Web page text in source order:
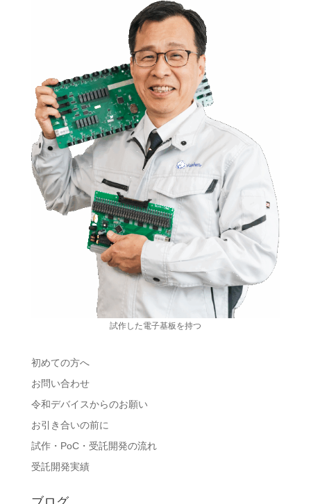
試作した電子基板を持つ
初めての方へ
お問い合わせ
令和デバイスからのお願い
お引き合いの前に
試作・PoC・受託開発の流れ
受託開発実績